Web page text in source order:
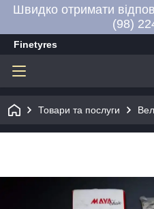
Швидко отримати
(98)
Finetyres
Товари та послуги